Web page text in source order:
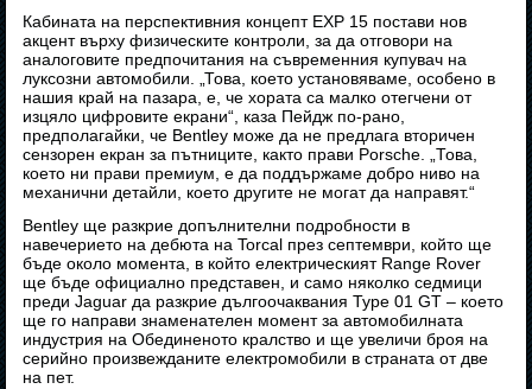
Кабината на перспективния концепт EXP 15 постави нов
акцент върху физическите контроли, за да отговори на
аналоговите предпочитания на съвременния купувач на
луксозни автомобили. „Това, което установяваме, особено в
нашия край на пазара, е, че хората са малко отегчени от
изцяло цифровите екрани“, каза Пейдж по-рано,
предполагайки, че Bentley може да не предлага вторичен
сензорен екран за пътниците, както прави Porsche. „Това,
което ни прави премиум, е да поддържаме добро ниво на
механични детайли, което другите не могат да направят.“
Bentley ще разкрие допълнителни подробности в
навечерието на дебюта на Torcal през септември, който ще
бъде около момента, в който електрическият Range Rover
ще бъде официално представен, и само няколко седмици
преди Jaguar да разкрие дългоочаквания Type 01 GT – което
ще го направи знаменателен момент за автомобилната
индустрия на Обединеното кралство и ще увеличи броя на
серийно произвежданите електромобили в страната от две
на пет.